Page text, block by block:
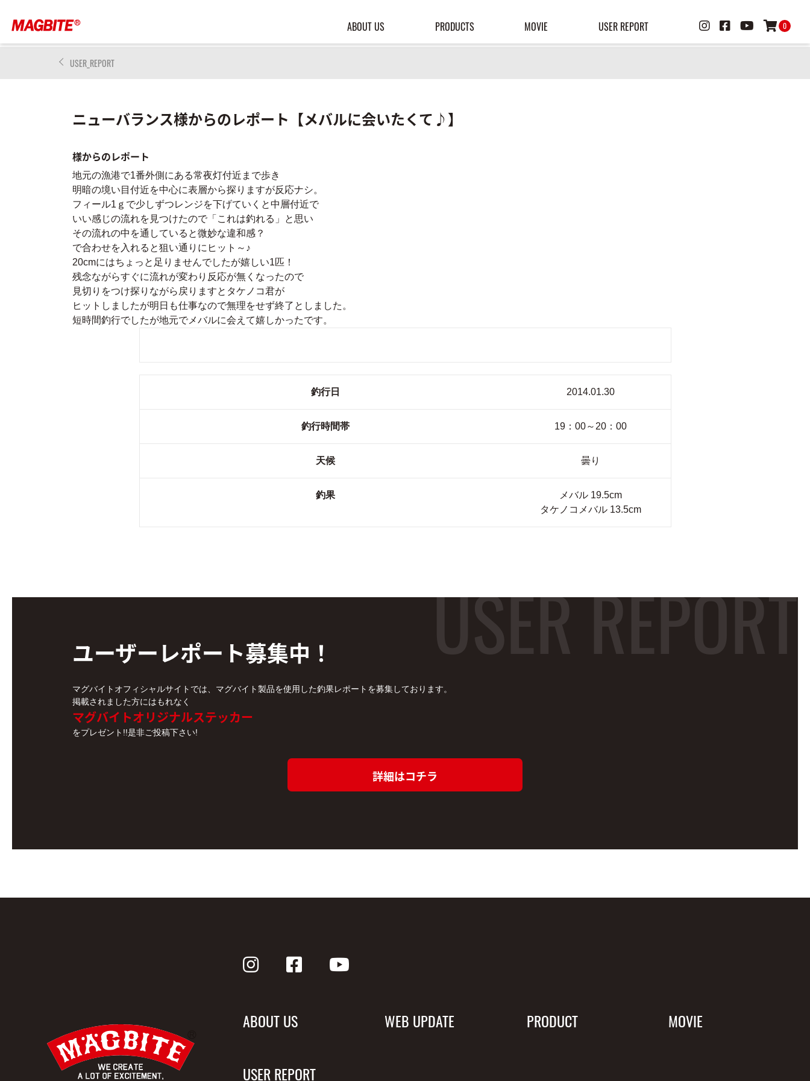
ABOUT US PRODUCTS MOVIE USER REPORT 0
USER_REPORT
ニューバランス様からのレポート【メバルに会いたくて♪】
様からのレポート
地元の漁港で1番外側にある常夜灯付近まで歩き
明暗の境い目付近を中心に表層から探りますが反応ナシ。
フィール1ｇで少しずつレンジを下げていくと中層付近で
いい感じの流れを見つけたので「これは釣れる」と思い
その流れの中を通していると微妙な違和感？
で合わせを入れると狙い通りにヒット～♪
20cmにはちょっと足りませんでしたが嬉しい1匹！
残念ながらすぐに流れが変わり反応が無くなったので
見切りをつけ探りながら戻りますとタケノコ君が
ヒットしましたが明日も仕事なので無理をせず終了としました。
短時間釣行でしたが地元でメバルに会えて嬉しかったです。
釣行日 2014.01.30
釣行時間帯 19：00～20：00
天候 曇り
釣果
メバル 19.5cm
タケノコメバル 13.5cm
ユーザーレポート募集中！
マグバイトオフィシャルサイトでは、マグバイト製品を使用した釣果レポートを募集しております。
掲載されました方にはもれなく
マグバイトオリジナルステッカー
をプレゼント!!是非ご投稿下さい!
詳細はコチラ
ABOUT US WEB UPDATE PRODUCT MOVIE
USER REPORT